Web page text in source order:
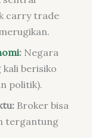
carry trade
: Negara
berisiko
politik).
Broker bisa
tergantung